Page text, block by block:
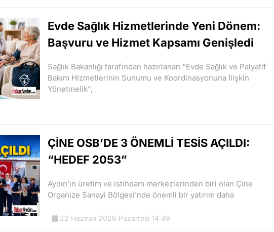
Evde Sağlık Hizmetlerinde Yeni Dönem:
Başvuru ve Hizmet Kapsamı Genişledi
Sağlık Bakanlığı tarafından hazırlanan “Evde Sağlık ve Palyatif
Bakım Hizmetlerinin Sunumu ve Koordinasyonuna İlişkin
Yönetmelik”,
ÇİNE OSB’DE 3 ÖNEMLİ TESİS AÇILDI:
“HEDEF 2053”
Aydın’ın üretim ve istihdam merkezlerinden biri olan Çine
Organize Sanayi Bölgesi’nde önemli bir yatırım daha
22 Haziran 2026 Pazartesi 14:49